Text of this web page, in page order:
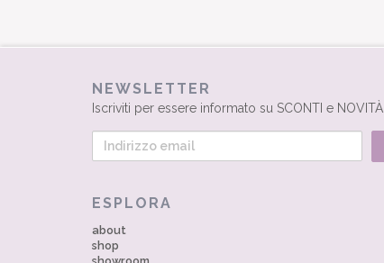
NEWSLETTER
Iscriviti per essere informato su SCONTI e NOVITÀ
ESPLORA
about
shop